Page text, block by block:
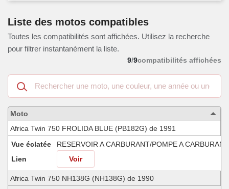
Liste des motos compatibles
Toutes les compatibilités sont affichées. Utilisez la recherche
pour filtrer instantanément la liste.
9/9compatibilités affichées
Recherche
dans
les
motos
compatibles
Moto
Africa Twin 750 FROLIDA BLUE (PB182G) de 1991
Vue éclatée
RESERVOIR A CARBURANT/POMPE A CARBURANT
Lien
Voir
Africa Twin 750 NH138G (NH138G) de 1990